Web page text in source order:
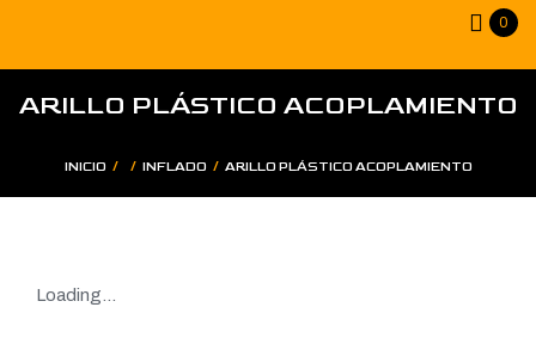
0
ARILLO PLÁSTICO ACOPLAMIENTO
INICIO / / INFLADO / ARILLO PLÁSTICO ACOPLAMIENTO
Loading...